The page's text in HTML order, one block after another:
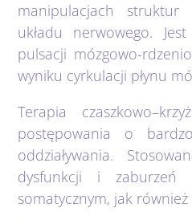
manipulacjach struktur
układu nerwowego.
pulsacji mózgowo-
wyniku cyrkulacji płynu
Terapia
postępowania o
oddziaływania.
dysfunkcji i zaburzeń
somatycznym, jak również